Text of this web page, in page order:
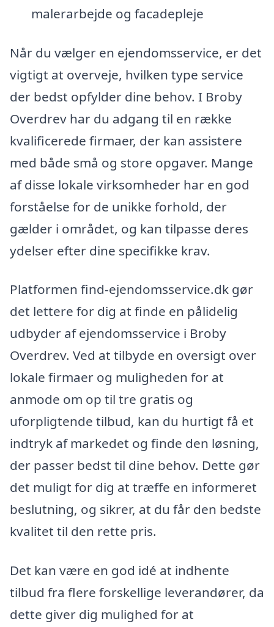
malerarbejde og facadepleje
Når du vælger en ejendomsservice, er det
vigtigt at overveje, hvilken type service
der bedst opfylder dine behov. I Broby
Overdrev har du adgang til en række
kvalificerede firmaer, der kan assistere
med både små og store opgaver. Mange
af disse lokale virksomheder har en god
forståelse for de unikke forhold, der
gælder i området, og kan tilpasse deres
ydelser efter dine specifikke krav.
Platformen find-ejendomsservice.dk gør
det lettere for dig at finde en pålidelig
udbyder af ejendomsservice i Broby
Overdrev. Ved at tilbyde en oversigt over
lokale firmaer og muligheden for at
anmode om op til tre gratis og
uforpligtende tilbud, kan du hurtigt få et
indtryk af markedet og finde den løsning,
der passer bedst til dine behov. Dette gør
det muligt for dig at træffe en informeret
beslutning, og sikrer, at du får den bedste
kvalitet til den rette pris.
Det kan være en god idé at indhente
tilbud fra flere forskellige leverandører, da
dette giver dig mulighed for at